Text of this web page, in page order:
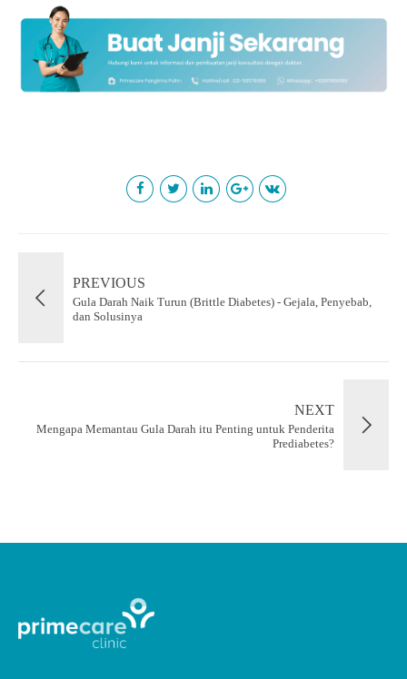
PREVIOUS
Gula Darah Naik Turun (Brittle Diabetes) - Gejala, Penyebab,
dan Solusinya
NEXT
Mengapa Memantau Gula Darah itu Penting untuk Penderita
Prediabetes?